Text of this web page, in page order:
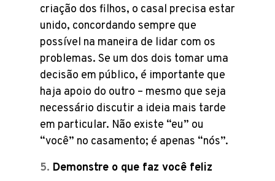
criação dos filhos, o casal precisa estar
unido, concordando sempre que
possível na maneira de lidar com os
problemas. Se um dos dois tomar uma
decisão em público, é importante que
haja apoio do outro – mesmo que seja
necessário discutir a ideia mais tarde
em particular. Não existe “eu” ou
“você” no casamento; é apenas “nós”.
Demonstre o que faz você feliz